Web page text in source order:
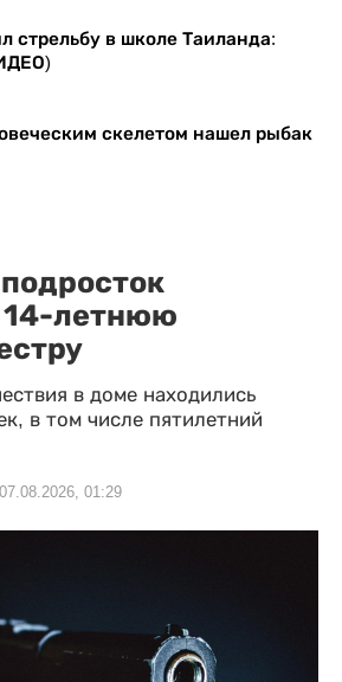
стрельбу в школе Таиланда:
скелетом нашел рыбак
14-летнюю
в доме находились
в том числе пятилетний
07.08.2026, 01:29